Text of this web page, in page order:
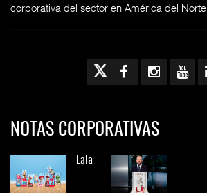
corporativa del sector en América del Norte.
NOTAS CORPORATIVAS
Lala